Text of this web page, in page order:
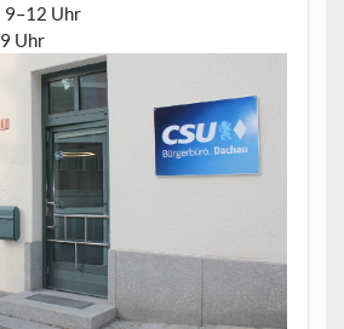
9–12 Uhr
Uhr